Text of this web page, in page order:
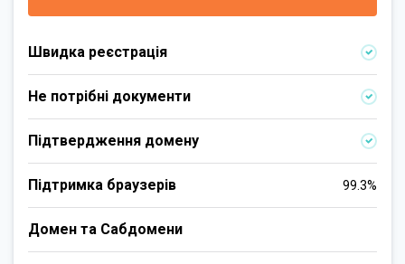
Швидка реєстрація
Не потрібні документи
Підтвердження домену
Підтримка браузерів 99.3%
Домен та Сабдомени